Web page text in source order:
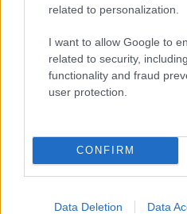
related to personalization.
I want to allow Google to
related to security,
functionality and fraud
user protection.
CONFIRM
Data Deletion Data
Kos Bika
Oroszlán Szűz